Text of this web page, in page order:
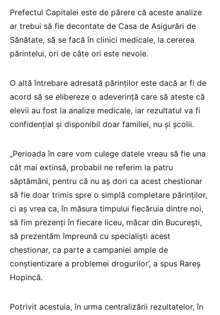
Prefectul Capitalei este de părere că aceste analize
ar trebui să fie decontate de Casa de Asigurări de
Sănătate, să se facă în clinici medicale, la cererea
părintelui, ori de câte ori este nevoie.
O altă întrebare adresată părinţilor este dacă ar fi de
acord să se elibereze o adeverinţă care să ateste că
elevii au fost la analize medicale, iar rezultatul va fi
confidenţial şi disponibil doar familiei, nu și școlii.
„Perioada în care vom culege datele vreau să fie una
cât mai extinsă, probabil ne referim la patru
săptămâni, pentru că nu aş dori ca acest chestionar
să fie doar trimis spre o simplă completare părinţilor,
ci aş vrea ca, în măsura timpului fiecăruia dintre noi,
să fim prezenţi în fiecare liceu, măcar din Bucureşti,
să prezentăm împreună cu specialişti acest
chestionar, ca parte a campaniei ample de
conştientizare a problemei drogurilor’, a spus Rareş
Hopincă.
Potrivit acestuia, în urma centralizării rezultatelor, în